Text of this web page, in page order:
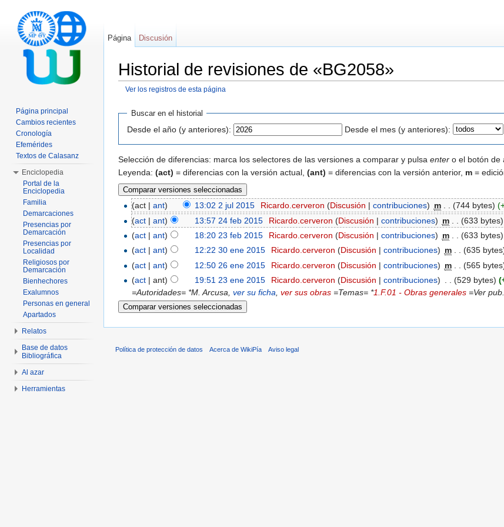
Historial de revisiones de «BG2058»
Ver los registros de esta página
Buscar en el historial
Desde el año (y anteriores): Desde el mes (y anteriores):
Selección de diferencias: marca los selectores de las versiones a comparar y pulsa enter o el botón de
Leyenda: (act) = diferencias con la versión actual, (ant) = diferencias con la versión anterior, m =
(act |ant) 13:02 2 jul 2015 Ricardo.cerveron (Discusión | contribuciones) m (744 bytes)
(act |ant) 13:57 24 feb 2015 Ricardo.cerveron (Discusión | contribuciones) m (633 bytes)
(act |ant) 18:20 23 feb 2015 Ricardo.cerveron (Discusión | contribuciones) m (633 bytes)
(act |ant) 12:22 30 ene 2015 Ricardo.cerveron (Discusión | contribuciones) m . . (635
(act |ant) 12:50 26 ene 2015 Ricardo.cerveron (Discusión | contribuciones) m (565
(act | ant) 19:51 23 ene 2015 Ricardo.cerveron (Discusión | contribuciones) (529 bytes)
=Autoridades= *M. Arcusa,ver su ficha ,ver sus obras =Temas= *1.F.01 - Obras generales =Ver
Página Discusión
Página principal
Cambios recientes
Cronología
Efemérides
Textos de Calasanz
Enciclopedia
Portal de la
Enciclopedia
Familia
Demarcaciones
Presencias por
Demarcación
Presencias por
Localidad
Religiosos por
Demarcación
Bienhechores
Exalumnos
Personas en general
Apartados
Relatos
Base de datos
Bibliográfica
Al azar
Herramientas
Política de protección de datos Acerca de WikiPía Aviso legal